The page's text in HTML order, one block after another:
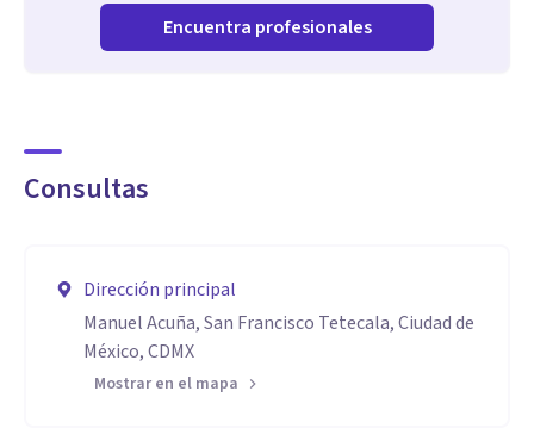
Encuentra profesionales
Consultas
Dirección principal
Manuel Acuña, San Francisco Tetecala, Ciudad de
México, CDMX
Mostrar en el mapa